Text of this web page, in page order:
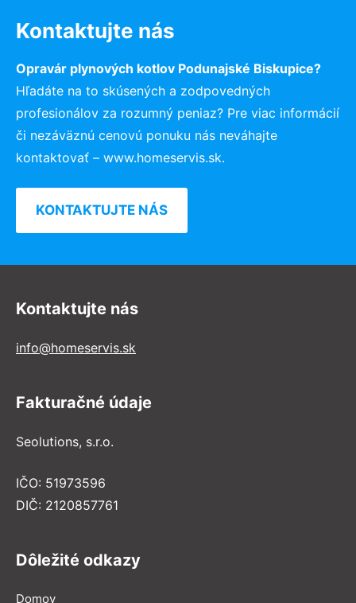
Kontaktujte nás
Opravár plynových kotlov Podunajské Biskupice?
Hľadáte na to skúsených a zodpovedných
profesionálov za rozumný peniaz? Pre viac informácií
či nezáväznú cenovú ponuku nás neváhajte
kontaktovať – www.homeservis.sk.
KONTAKTUJTE NÁS
Kontaktujte nás
info@homeservis.sk
Fakturačné údaje
Seolutions, s.r.o.
IČO: 51973596
DIČ: 2120857761
Dôležité odkazy
Domov